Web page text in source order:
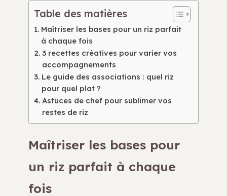
Table des matières
Maîtriser les bases pour un riz parfait
à chaque fois
3 recettes créatives pour varier vos
accompagnements
Le guide des associations : quel riz
pour quel plat ?
Astuces de chef pour sublimer vos
restes de riz
Maîtriser les bases pour
un riz parfait à chaque
fois